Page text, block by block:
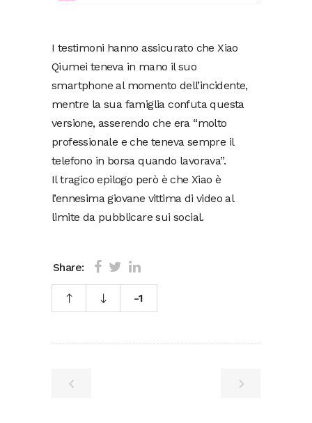
I testimoni hanno assicurato che Xiao
Qiumei teneva in mano il suo
smartphone al momento dell’incidente,
mentre la sua famiglia confuta questa
versione, asserendo che era “molto
professionale e che teneva sempre il
telefono in borsa quando lavorava”.
Il tragico epilogo però è che Xiao è
l’ennesima giovane vittima di video al
limite da pubblicare sui social.
Share:
-1